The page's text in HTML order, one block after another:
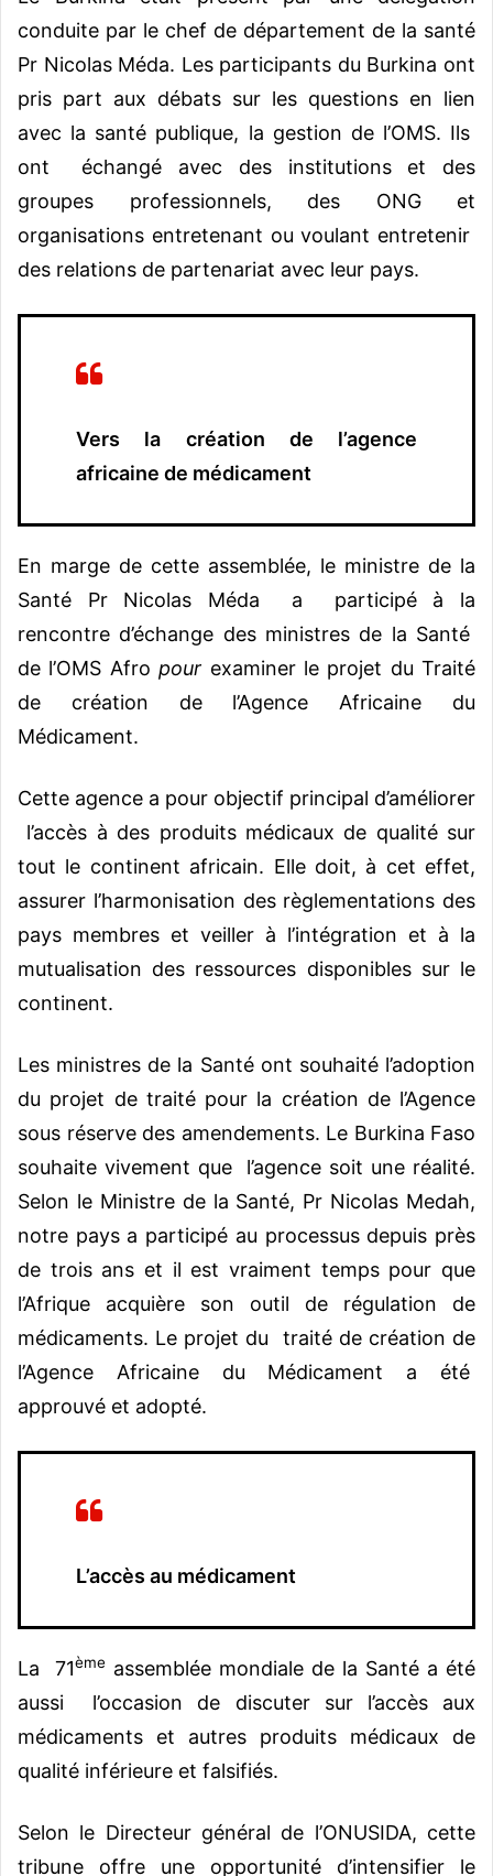
conduite par le chef de département de la santé
Pr Nicolas Méda. Les participants du Burkina ont
pris part aux débats sur les questions en lien
avec la santé publique, la gestion de l’OMS. Ils
ont échangé avec des institutions et des
groupes professionnels, des ONG et
organisations entretenant ou voulant entretenir
des relations de partenariat avec leur pays.
Vers la création de l’agence
africaine de médicament
En marge de cette assemblée, le ministre de la
Santé Pr Nicolas Méda a participé à la
rencontre d’échange des ministres de la Santé
de l’OMS Afropour examiner le projet du Traité
de création de l’Agence Africaine du
Médicament.
Cette agence a pour objectif principal d’améliorer
l’accès à des produits médicaux de qualité sur
tout le continent africain. Elle doit, à cet effet,
assurer l’harmonisation des règlementations des
pays membres et veiller à l’intégration et à la
mutualisation des ressources disponibles sur le
continent.
Les ministres de la Santé ont souhaité l’adoption
du projet de traité pour la création de l’Agence
sous réserve des amendements. Le Burkina Faso
souhaite vivement que l’agence soit une réalité.
Selon le Ministre de la Santé, Pr Nicolas Medah,
notre pays a participé au processus depuis près
de trois ans et il est vraiment temps pour que
l’Afrique acquière son outil de régulation de
médicaments. Le projet du traité de création de
l’Agence Africaine du Médicament a été
approuvé et adopté.
L’accès au médicament
La 71ème assemblée mondiale de la Santé a été
aussi l’occasion de discuter sur l’accès aux
médicaments et autres produits médicaux de
qualité inférieure et falsifiés.
Selon le Directeur général de l’ONUSIDA, cette
tribune offre une opportunité d’intensifier le